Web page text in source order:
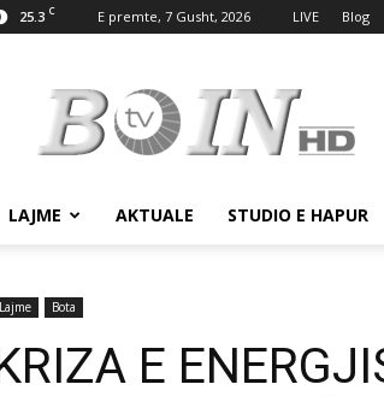
25.3 C E premte, 7 Gusht, 2026 LIVE Blog
Boin
LAJME AKTUALE STUDIO E HAPUR
Lajme Bota
E